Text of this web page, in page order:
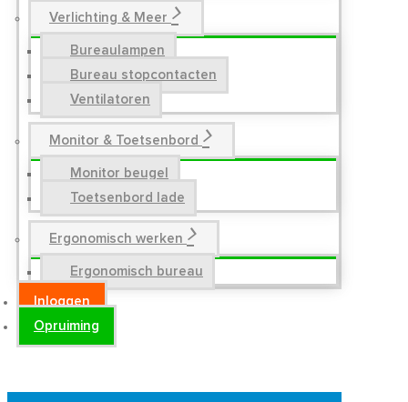
Verlichting & Meer
Bureaulampen
Bureau stopcontacten
Ventilatoren
Monitor & Toetsenbord
Monitor beugel
Toetsenbord lade
Ergonomisch werken
Ergonomisch bureau
Inloggen
Opruiming